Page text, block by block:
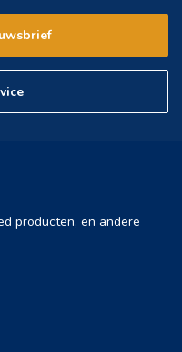
producten, en andere